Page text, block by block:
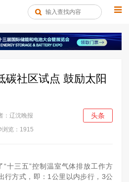
碳社区试点 鼓励太阳
：辽沈晚报
浏览：1915
头条
“十三五”控制温室气体排放工作方
行方式，即：1公里以内步行，3公